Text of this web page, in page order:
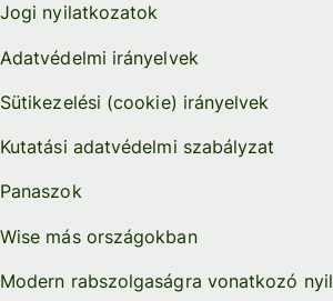
Jogi nyilatkozatok
Adatvédelmi irányelvek
Sütikezelési (cookie) irányelvek
Kutatási adatvédelmi szabályzat
Panaszok
Wise más országokban
Modern rabszolgaságra vonatkozó